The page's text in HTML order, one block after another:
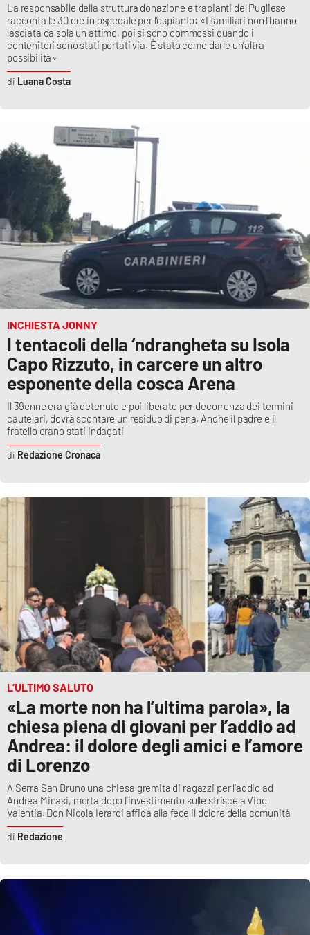
La responsabile della struttura donazione e trapianti del Pugliese
racconta le 30 ore in ospedale per l’espianto: «I familiari non l’hanno
lasciata da sola un attimo, poi si sono commossi quando i
contenitori sono stati portati via. È stato come darle un’altra
possibilità»
Luana Costa
INCHIESTA JONNY
I tentacoli della ‘ndrangheta su Isola
Capo Rizzuto, in carcere un altro
esponente della cosca Arena
Il 39enne era già detenuto e poi liberato per decorrenza dei termini
cautelari, dovrà scontare un residuo di pena. Anche il padre e il
fratello erano stati indagati
Redazione Cronaca
L’ULTIMO SALUTO
«La morte non ha l’ultima parola», la
chiesa piena di giovani per l’addio ad
Andrea: il dolore degli amici e l’amore
di Lorenzo
A Serra San Bruno una chiesa gremita di ragazzi per l’addio ad
Andrea Minasi, morta dopo l’investimento sulle strisce a Vibo
Valentia. Don Nicola Ierardi affida alla fede il dolore della comunità
Redazione